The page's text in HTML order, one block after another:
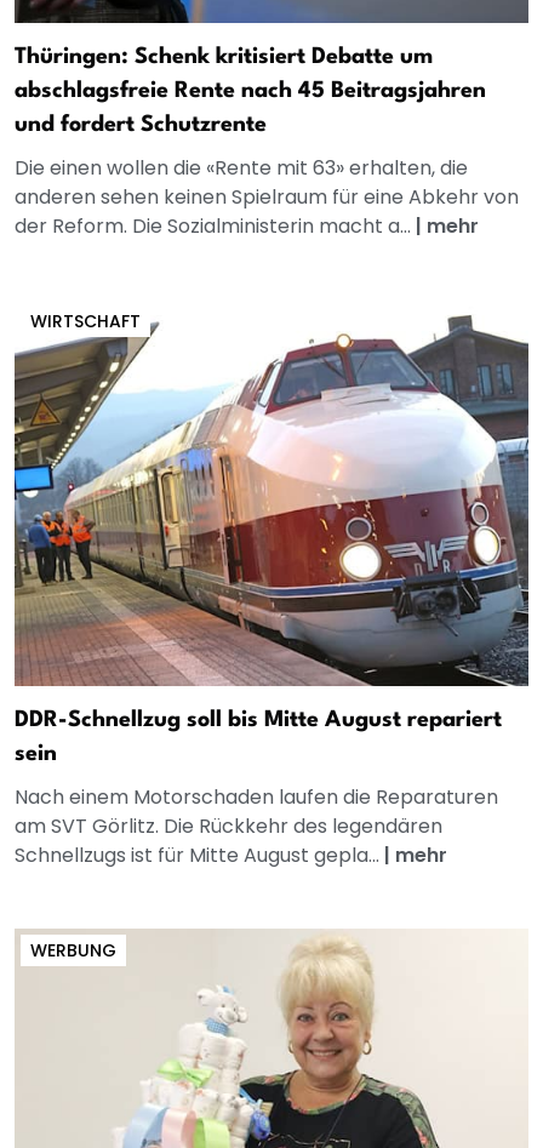
Thüringen: Schenk kritisiert Debatte um
abschlagsfreie Rente nach 45 Beitragsjahren
und fordert Schutzrente
Die einen wollen die «Rente mit 63» erhalten, die
anderen sehen keinen Spielraum für eine Abkehr von
der Reform. Die Sozialministerin macht a... | mehr
WIRTSCHAFT
DDR-Schnellzug soll bis Mitte August repariert
sein
Nach einem Motorschaden laufen die Reparaturen
am SVT Görlitz. Die Rückkehr des legendären
Schnellzugs ist für Mitte August gepla... | mehr
WERBUNG